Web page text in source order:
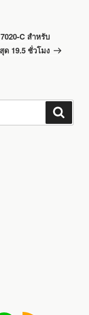
C สำหรับ
ด 19.5 ชั่วโมง